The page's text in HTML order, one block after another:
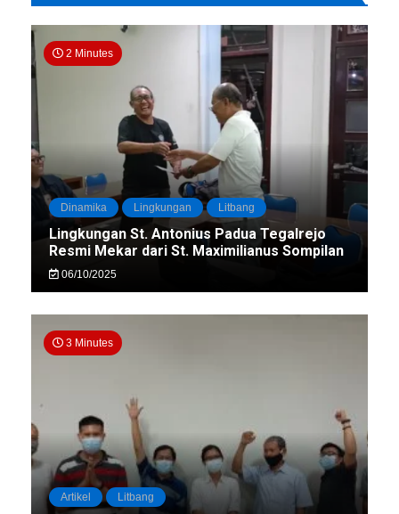
2 Minutes
Dinamika Lingkungan Litbang
Lingkungan St. Antonius Padua Tegalrejo
Resmi Mekar dari St. Maximilianus Sompilan
06/10/2025
3 Minutes
Artikel Litbang